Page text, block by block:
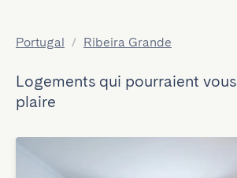
Portugal / Ribeira Grande
Logements qui pourraient vous
plaire